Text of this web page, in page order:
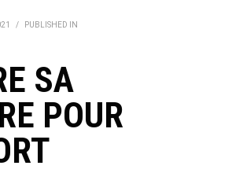
/ PUBLISHED IN
SA
POUR